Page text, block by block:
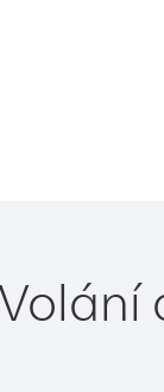
Volání